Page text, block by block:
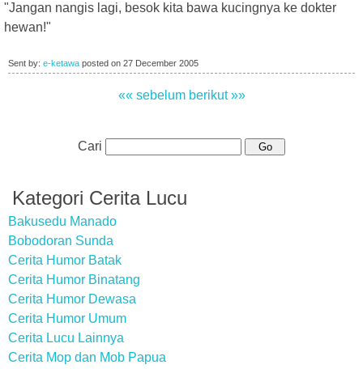
"Jangan nangis lagi, besok kita bawa kucingnya ke dokter
hewan!"
Sent by: e-ketawa posted on 27 December 2005
«« sebelum berikut »»
Cari
Kategori Cerita Lucu
Bakusedu Manado
Bobodoran Sunda
Cerita Humor Batak
Cerita Humor Binatang
Cerita Humor Dewasa
Cerita Humor Umum
Cerita Lucu Lainnya
Cerita Mop dan Mob Papua